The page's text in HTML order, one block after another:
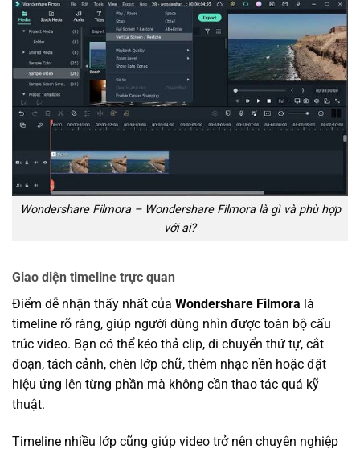
Wondershare Filmora – Wondershare Filmora là gì và phù hợp
với ai?
Giao diện timeline trực quan
Điểm dễ nhận thấy nhất của Wondershare Filmora là
timeline rõ ràng, giúp người dùng nhìn được toàn bộ cấu
trúc video. Bạn có thể kéo thả clip, di chuyển thứ tự, cắt
đoạn, tách cảnh, chèn lớp chữ, thêm nhạc nền hoặc đặt
hiệu ứng lên từng phần mà không cần thao tác quá kỹ
thuật.
Timeline nhiều lớp cũng giúp video trở nên chuyên nghiệp